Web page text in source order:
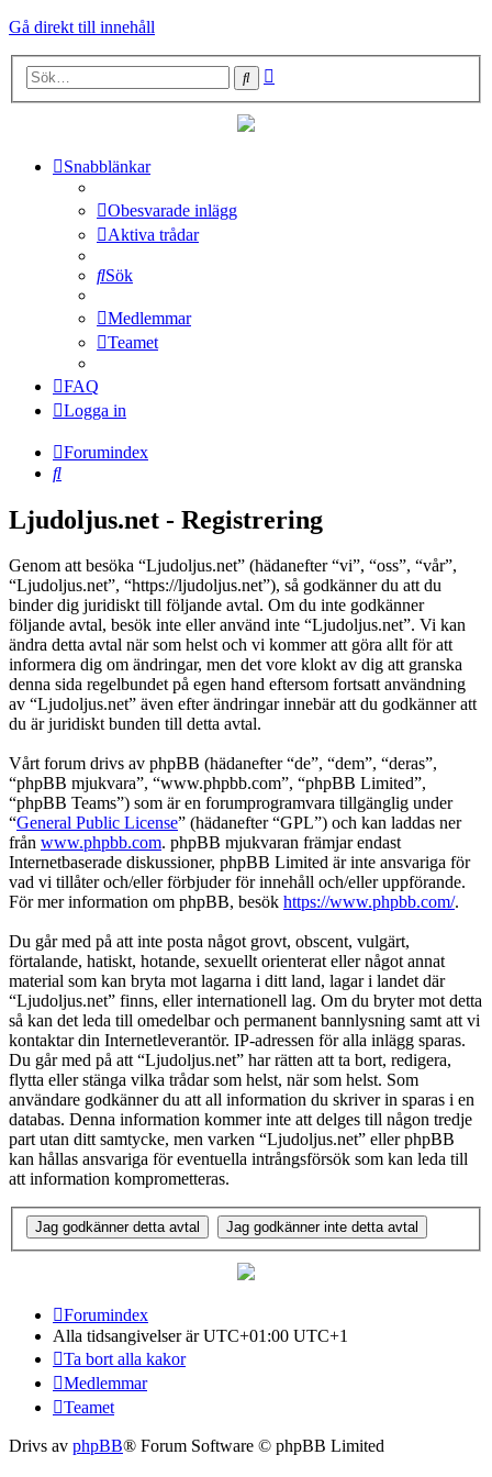
Gå direkt till innehåll
Sök
Snabblänkar
Obesvarade inlägg
Aktiva trådar
Sök
Medlemmar
Teamet
FAQ
Logga in
Forumindex
Sök
Ljudoljus.net - Registrering
Genom att besöka “Ljudoljus.net” (hädanefter “vi”, “oss”, “vår”,
“Ljudoljus.net”, “https://ljudoljus.net”), så godkänner du att du
binder dig juridiskt till följande avtal. Om du inte godkänner
följande avtal, besök inte eller använd inte “Ljudoljus.net”. Vi kan
ändra detta avtal när som helst och vi kommer att göra allt för att
informera dig om ändringar, men det vore klokt av dig att granska
denna sida regelbundet på egen hand eftersom fortsatt användning
av “Ljudoljus.net” även efter ändringar innebär att du godkänner att
du är juridiskt bunden till detta avtal.
Vårt forum drivs av phpBB (hädanefter “de”, “dem”, “deras”,
“phpBB mjukvara”, “www.phpbb.com”, “phpBB Limited”,
“phpBB Teams”) som är en forumprogramvara tillgänglig under
“General Public License” (hädanefter “GPL”) och kan laddas ner
från www.phpbb.com. phpBB mjukvaran främjar endast
Internetbaserade diskussioner, phpBB Limited är inte ansvariga för
vad vi tillåter och/eller förbjuder för innehåll och/eller uppförande.
För mer information om phpBB, besök https://www.phpbb.com/.
Du går med på att inte posta något grovt, obscent, vulgärt,
förtalande, hatiskt, hotande, sexuellt orienterat eller något annat
material som kan bryta mot lagarna i ditt land, lagar i landet där
“Ljudoljus.net” finns, eller internationell lag. Om du bryter mot detta
så kan det leda till omedelbar och permanent bannlysning samt att vi
kontaktar din Internetleverantör. IP-adressen för alla inlägg sparas.
Du går med på att “Ljudoljus.net” har rätten att ta bort, redigera,
flytta eller stänga vilka trådar som helst, när som helst. Som
användare godkänner du att all information du skriver in sparas i en
databas. Denna information kommer inte att delges till någon tredje
part utan ditt samtycke, men varken “Ljudoljus.net” eller phpBB
kan hållas ansvariga för eventuella intrångsförsök som kan leda till
att information komprometteras.
Forumindex
Alla tidsangivelser är UTC+01:00 UTC+1
Ta bort alla kakor
Medlemmar
Teamet
Drivs av phpBB® Forum Software © phpBB Limited